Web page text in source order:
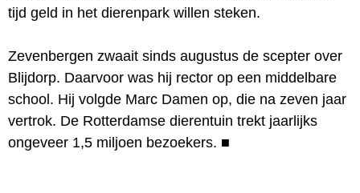
tijd geld in het dierenpark willen steken.
Zevenbergen zwaait sinds augustus de scepter over
Blijdorp. Daarvoor was hij rector op een middelbare
school. Hij volgde Marc Damen op, die na zeven jaar
vertrok. De Rotterdamse dierentuin trekt jaarlijks
ongeveer 1,5 miljoen bezoekers. ■